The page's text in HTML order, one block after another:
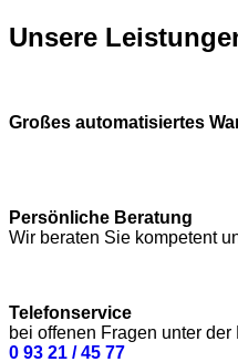
Unsere
Großes automatisiertes
Persönliche Beratung
Wir beraten Sie kompetent
Telefonservice
bei offenen Fragen unter der
0 93 21 / 45 77